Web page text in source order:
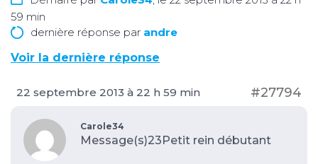
59 min
dernière réponse par andre
Voir la dernière réponse
22 septembre 2013 à 22 h 59 min #27794
Carole34
Message(s)23Petit rein débutant